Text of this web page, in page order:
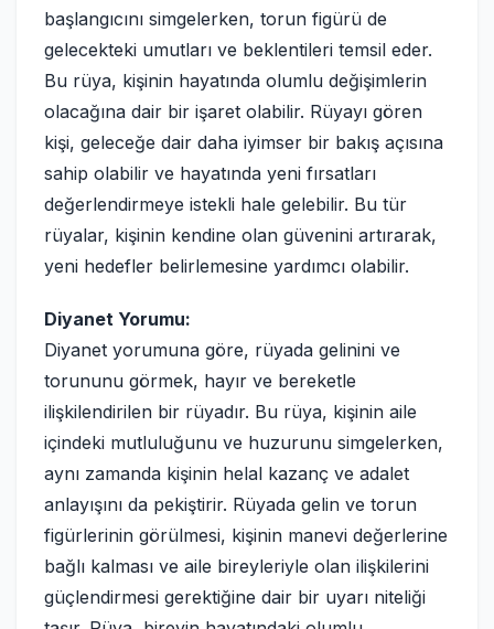
başlangıcını simgelerken, torun figürü de
gelecekteki umutları ve beklentileri temsil eder.
Bu rüya, kişinin hayatında olumlu değişimlerin
olacağına dair bir işaret olabilir. Rüyayı gören
kişi, geleceğe dair daha iyimser bir bakış açısına
sahip olabilir ve hayatında yeni fırsatları
değerlendirmeye istekli hale gelebilir. Bu tür
rüyalar, kişinin kendine olan güvenini artırarak,
yeni hedefler belirlemesine yardımcı olabilir.
Diyanet Yorumu:
Diyanet yorumuna göre, rüyada gelinini ve
torununu görmek, hayır ve bereketle
ilişkilendirilen bir rüyadır. Bu rüya, kişinin aile
içindeki mutluluğunu ve huzurunu simgelerken,
aynı zamanda kişinin helal kazanç ve adalet
anlayışını da pekiştirir. Rüyada gelin ve torun
figürlerinin görülmesi, kişinin manevi değerlerine
bağlı kalması ve aile bireyleriyle olan ilişkilerini
güçlendirmesi gerektiğine dair bir uyarı niteliği